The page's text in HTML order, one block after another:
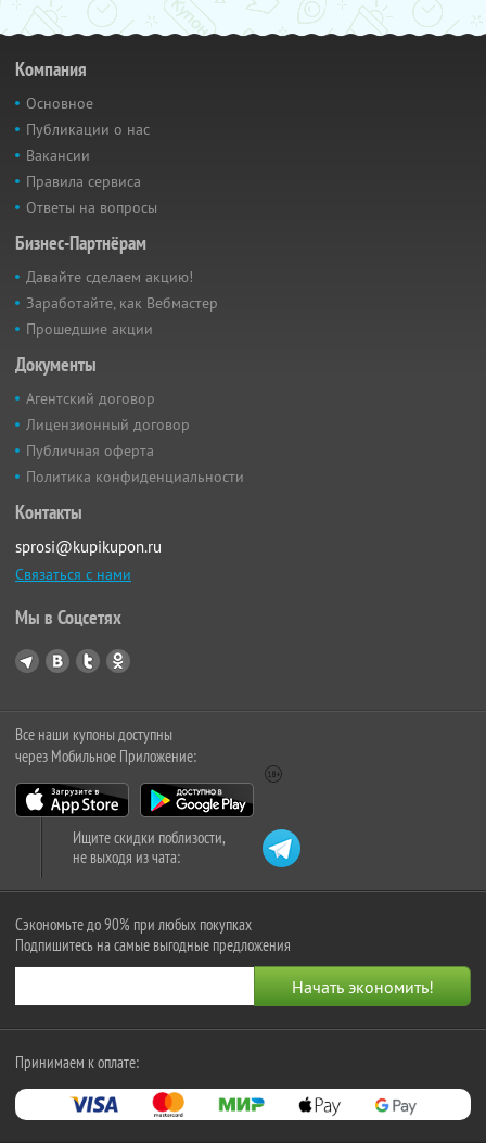
Компания
Основное
Публикации о нас
Вакансии
Правила сервиса
Ответы на вопросы
Бизнес-Партнёрам
Давайте сделаем акцию!
Заработайте, как Вебмастер
Прошедшие акции
Документы
Агентский договор
Лицензионный договор
Публичная оферта
Политика конфиденциальности
Контакты
sprosi@kupikupon.ru
Связаться с нами
Мы в Соцсетях
Все наши купоны доступны
через Мобильное Приложение:
Ищите скидки поблизости,
не выходя из чата:
Сэкономьте до 90% при любых покупках
Подпишитесь на самые выгодные предложения
Принимаем к оплате: